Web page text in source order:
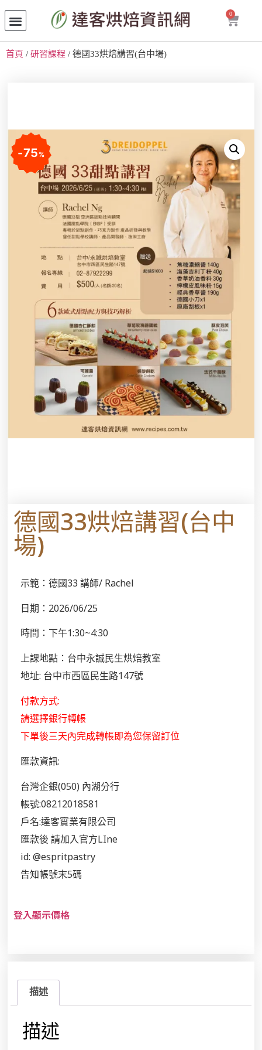
0
首頁 / 研習課程 / 德國33烘焙講習(台中場)
75%
德國33烘焙講習(台中
場)
示範：德國33 講師/ Rachel
日期：2026/06/25
時間：下午1:30~4:30
上課地點：台中永誠民生烘焙教室
地址: 台中市西區民生路147號
付款方式:
請選擇銀行轉帳
下單後三天內完成轉帳即為您保留訂位
匯款資訊:
台灣企銀(050) 內湖分行
帳號:08212018581
戶名:達客實業有限公司
匯款後 請加入官方LIne
id: @espritpastry
告知帳號末5碼
登入顯示價格
描述
描述